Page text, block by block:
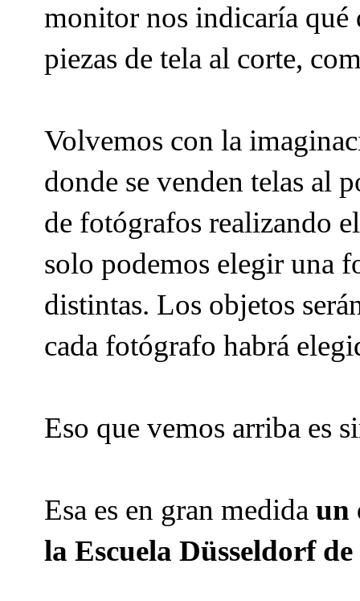
monitor nos indicaría qué
piezas de tela al corte,
Volvemos con la
donde se venden telas al
de fotógrafos realizando
solo podemos elegir una
distintas. Los objetos
cada fotógrafo habrá
Eso que vemos arriba es
Esa es en gran medida un
la Escuela Düsseldorf